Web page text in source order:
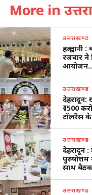
More in
उत्तराखण्ड
रजवार ने
उत्तराखण्ड
₹1500
टॉलरेंस के
उत्तराखण्ड
देहरादून :
पुरुषोत्तम
साथ
उत्तराखण्ड